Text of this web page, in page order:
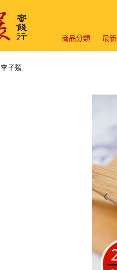
商品分類 最
李子類